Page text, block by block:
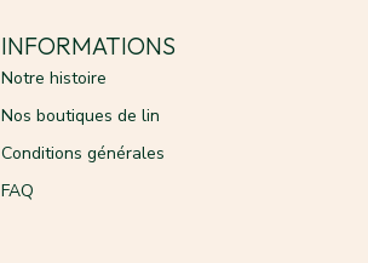
INFORMATIONS
Notre histoire
Nos boutiques de lin
Conditions générales
FAQ